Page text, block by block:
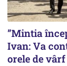
”Mintia
Ivan: Va
orele de vârf